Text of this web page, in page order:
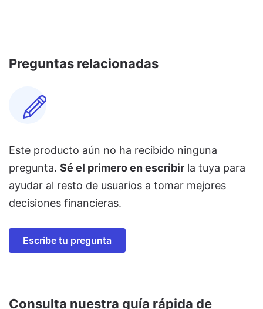
Preguntas relacionadas
Este producto aún no ha recibido ninguna
pregunta. Sé el primero en escribir la tuya para
ayudar al resto de usuarios a tomar mejores
decisiones financieras.
Escribe tu pregunta
Consulta nuestra guía rápida de